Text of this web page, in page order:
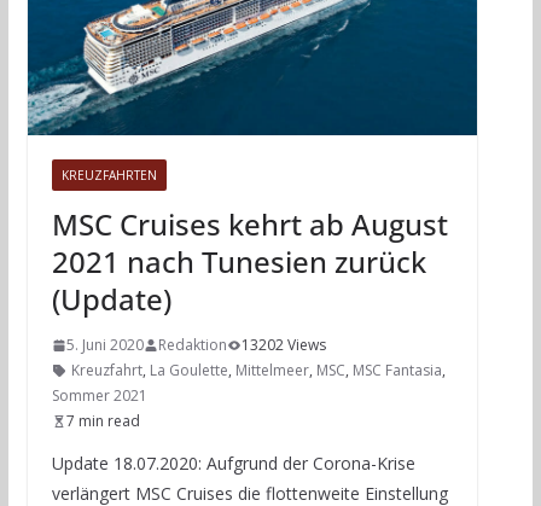
KREUZFAHRTEN
MSC Cruises kehrt ab August
2021 nach Tunesien zurück
(Update)
5. Juni 2020 Redaktion
13202 Views
Kreuzfahrt, La Goulette, Mittelmeer, MSC, MSC Fantasia,
Sommer 2021
7 min read
Update 18.07.2020: Aufgrund der Corona-Krise
verlängert MSC Cruises die flottenweite Einstellung